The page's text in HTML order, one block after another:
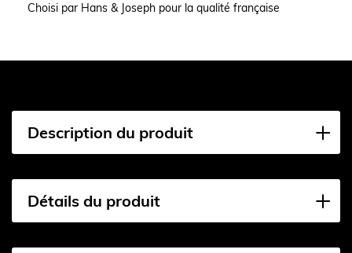
Choisi par Hans & Joseph pour la qualité française
Description du produit
Détails du produit